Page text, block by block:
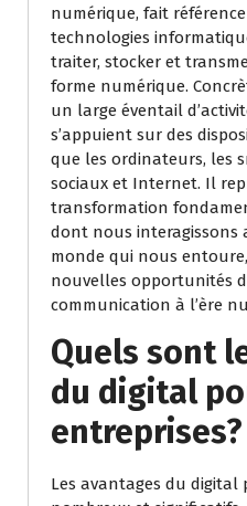
numérique, fait
technologies
traiter, stocker et
forme numérique.
un large éventail
s’appuient sur des
que les ordinateurs, les
sociaux et Internet. Il
transformation
dont nous interagissons
monde qui nous
nouvelles opportunités
communication à l’ère
Quels sont
du digital
entreprises?
Les avantages du